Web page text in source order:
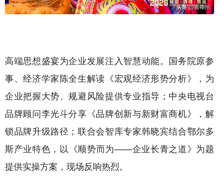
高端思想盛宴为企业发展注入智慧动能。国务院原参
事、经济学家陈全生解读《宏观经济形势分析》，为
企业把握大势、规避风险提供专业指导；中央电视台
品牌顾问李光斗分享《品牌创新与新财富商机》，解
锁品牌升级路径；联合会智库专家韩晓宾结合鄂尔多
斯产业特色，以《顺势而为——企业长青之道》为题
提供实操方案，现场反响热烈。